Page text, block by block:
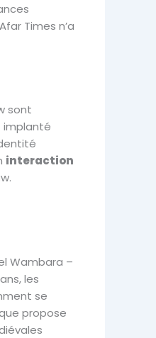
Times n’a
sont
implanté
interaction
Wambara –
les
se
propose